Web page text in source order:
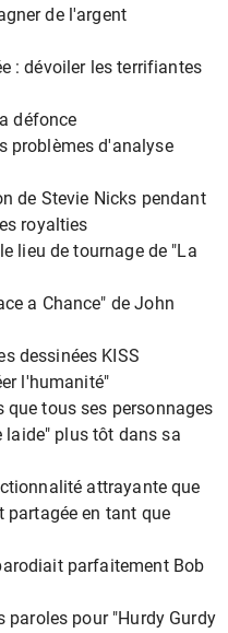
de l'argent
: dévoiler les terrifiantes
défonce
problèmes d'analyse
de Stevie Nicks pendant
royalties
lieu de tournage de "La
a Chance" de John
dessinées KISS
l'humanité"
tous ses personnages
plus tôt dans sa
attrayante que
partagée en tant que
parfaitement Bob
paroles pour "Hurdy Gurdy